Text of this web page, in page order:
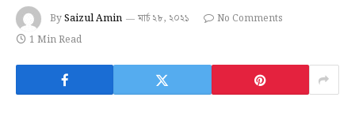
BySaizul Amin মার্চ ২৮, ২০২১
No Comments
1 Min Read